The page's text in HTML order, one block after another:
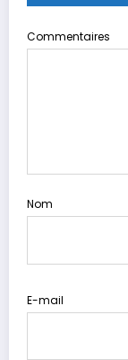
Commentaires
Nom
E-mail